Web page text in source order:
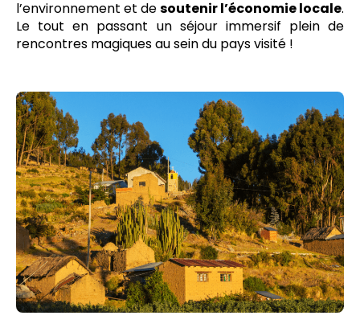
l’environnement et desoutenir l’économie locale.
Le tout en passant un séjour immersif plein de
rencontres magiques au sein du pays visité !